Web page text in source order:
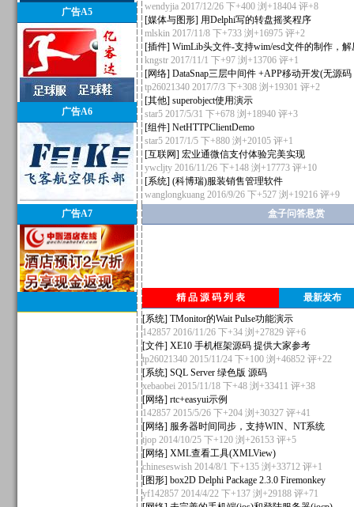
广告A5
广告A6
wendyjia 2017/12/26 下+400 浏+18404 评+8
[媒体与图形] 用Delphi写的转盘摇奖程序
mlskin 2017/11/8 下+733 浏+16975 评+2
[插件] WimLib头文件-支持wim/esd文件的制作，
kngstr 2017/11/1 下+97 浏+13706 评+1
[网络] DataSnap三层中间件 +APP移动开发(无源
tp26021340 2017/7/3 下+308 浏+19301 评+2
[其他] superobject使用演示
star5 2017/5/31 下+678 浏+18940 评+3
[组件] NetHTTPClientDemo
star5 2017/1/5 下+880 浏+20105 评+1
[互联网] 宏业通微信支付体验完美实现
ywcljty 2016/11/26 下+148 浏+17773 评+10
[系统] (科博瑞)服装销售管理软件
wanglongkuang 2016/9/26 下+527 浏+19216 评+9
广告A7
盒子问答悬赏
精 品 源 码 列 表
最新发布
[系统] TMonitor的Wait Pulse功能演示
142857 2016/11/26 下+34 浏+27829 评+6
[文件] XE10 手机框架源码 提供大家参考
tp26021340 2015/11/24 下+100 浏+46852 评+22
[系统] SQL Server 绿色版 源码
xebaobei 2015/11/18 下+48 浏+33411 评+38
[网络] rtc+easyui示例
142857 2015/5/26 下+204 浏+30327 评+41
[网络] 服务器时间同步，支持WIN、NT系统
tjop 2014/10/25 下+120 浏+26153 评+5
[网络] XML查看工具(XMLView)
chineseswish 2014/8/1 下+135 浏+33712 评+1
[图形] box2D Delphi Package 2.3.0 Firemonkey
yf142857 2014/4/22 下+137 浏+29188 评+71